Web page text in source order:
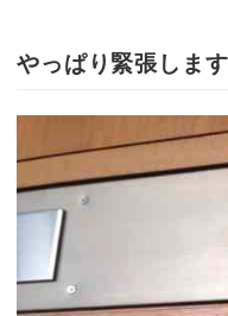
やっぱり緊張します